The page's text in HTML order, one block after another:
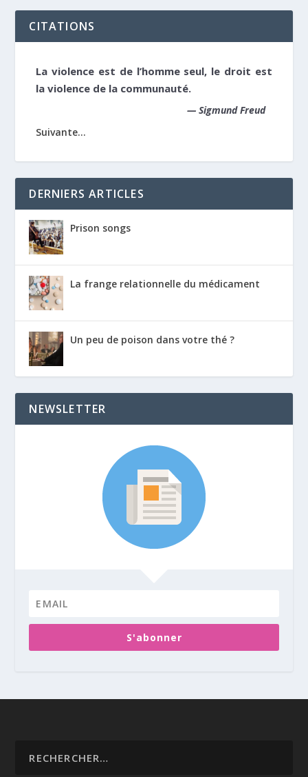
CITATIONS
La violence est de l’homme seul, le droit est
la violence de la communauté.
— Sigmund Freud
Suivante...
DERNIERS ARTICLES
Prison songs
La frange relationnelle du médicament
Un peu de poison dans votre thé ?
NEWSLETTER
S'abonner